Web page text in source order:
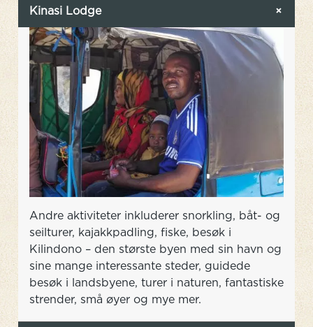
Kinasi Lodge
Andre aktiviteter inkluderer snorkling, båt- og
seilturer, kajakkpadling, fiske, besøk i
Kilindono – den største byen med sin havn og
sine mange interessante steder, guidede
besøk i landsbyene, turer i naturen, fantastiske
strender, små øyer og mye mer.